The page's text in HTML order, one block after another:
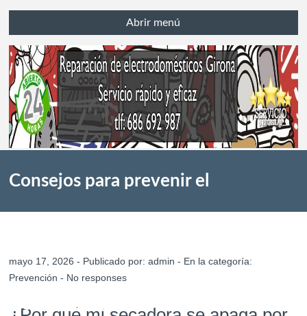
Abrir menú
Consejos para prevenir el
y evitar averías
mayo 17, 2026 - Publicado por:admin - En la categoría:
Prevención - No responses